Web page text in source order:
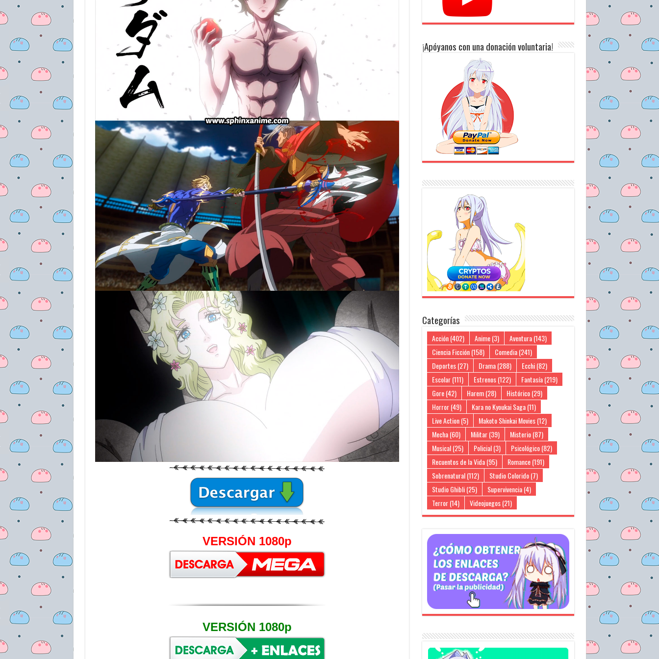
VERSIÓN 1080p
VERSIÓN 1080p
¡Apóyanos con una donación voluntaria!
Categorías
Acción(402) Anime(3) Aventura(143)
Ciencia Ficción(158) Comedia(241)
Deportes(27) Drama(288) Ecchi(82)
Escolar(111) Estrenos(122) Fantasía(219)
Gore(42) Harem(28) Histórico(29)
Horror(49) Kara no Kyoukai Saga(11)
Live Action(5) Makoto Shinkai Movies(12)
Mecha(60) Militar(39) Misterio(87)
Musical(25) Policial(3) Psicológico(82)
Recuentos de la Vida(95) Romance(191)
Sobrenatural(112) Studio Colorido(7)
Studio Ghibli(25) Supervivencia(4)
Terror(14) Videojuegos(21)